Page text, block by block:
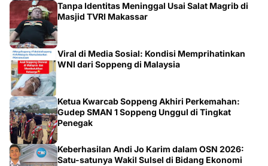
Tanpa Identitas Meninggal Usai Salat Magrib di
Masjid TVRI Makassar
Viral di Media Sosial: Kondisi Memprihatinkan
WNI dari Soppeng di Malaysia
Ketua Kwarcab Soppeng Akhiri Perkemahan:
Gudep SMAN 1 Soppeng Unggul di Tingkat
Penegak
Keberhasilan Andi Jo Karim dalam OSN 2026:
Satu-satunya Wakil Sulsel di Bidang Ekonomi